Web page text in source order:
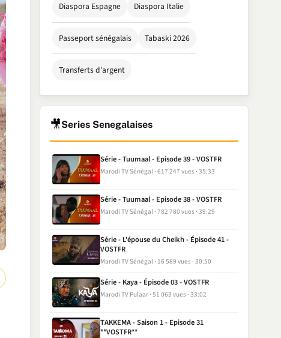
Diaspora Espagne Diaspora Italie
Passeport sénégalais Tabaski 2026
Transferts d'argent
🎥Series Senegalaises
Série - Tuumaal - Episode 39 - VOSTFR
Marodi TV Sénégal 617 247 vues 35:33
Série - Tuumaal - Episode 38 - VOSTFR
Marodi TV Sénégal 782 780 vues 39:29
Série - L'épouse du Cheikh - Épisode 41 -
VOSTFR
Marodi TV Sénégal 16 589 vues 30:50
Série - Kaya - Épisode 03 - VOSTFR
Marodi TV Pulaar 51 063 vues 33:02
TAKKEMA - Saison 1 - Episode 31
**VOSTFR**